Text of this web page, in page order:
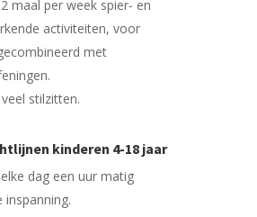
maal per week spier- en
activiteiten, voor
met
stilzitten.
kinderen 4-18 jaar
dag een uur matig
inspanning.